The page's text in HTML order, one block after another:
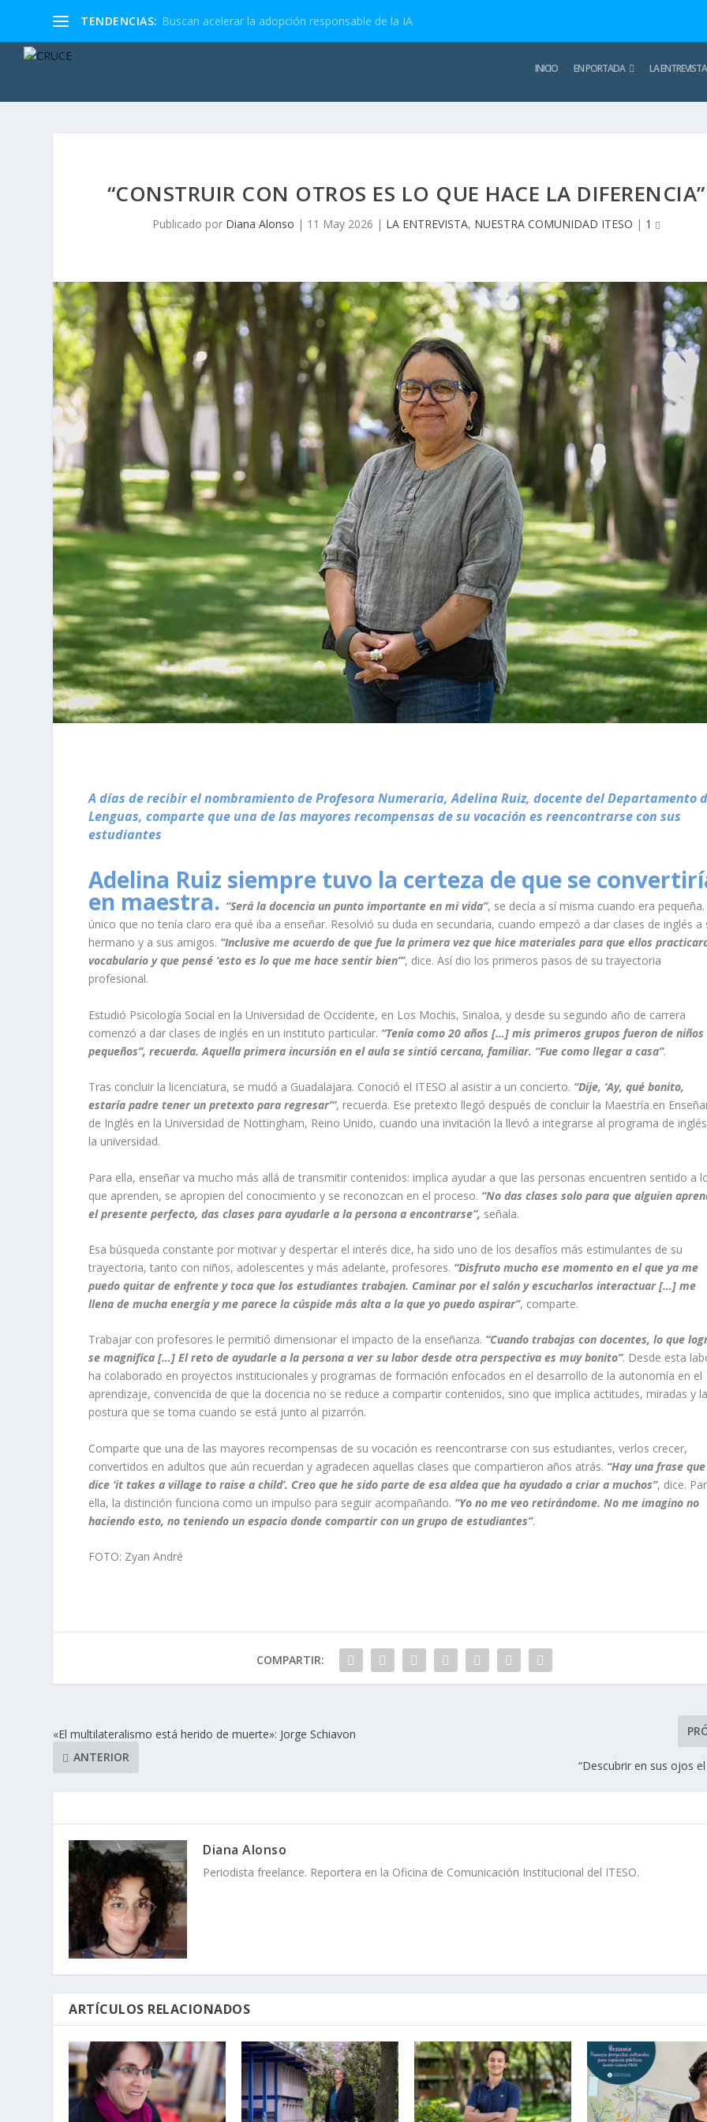
TENDENCIAS: Buscan acelerar la adopción responsable de la IA
INICIO EN PORTADA LA ENTREVISTA
“CONSTRUIR CON OTROS ES LO QUE HACE LA DIFERENCIA”
Publicado por Diana Alonso | 11 May 2026 | LA ENTREVISTA, NUESTRA COMUNIDAD ITESO | 1
A días de recibir el nombramiento de Profesora Numeraria, Adelina Ruiz, docente del Departamento
Lenguas, comparte que una de las mayores recompensas de su vocación es reencontrarse con sus
estudiantes
Adelina Ruiz siempre tuvo la certeza de que se
en maestra. “Será la docencia un punto importante en mi vida”, se decía a sí misma cuando era
único que no tenía claro era qué iba a enseñar. Resolvió su duda en secundaria, cuando empezó a dar clases de inglés a
hermano y a sus amigos. “Inclusive me acuerdo de que fue la primera vez que hice materiales para que ellos
vocabulario y que pensé ‘esto es lo que me hace sentir bien’”, dice. Así dio los primeros pasos de su trayectoria
profesional.
Estudió Psicología Social en la Universidad de Occidente, en Los Mochis, Sinaloa, y desde su segundo año de carrera
comenzó a dar clases de inglés en un instituto particular. “Tenía como 20 años […] mis primeros grupos fueron de niños
pequeños”, recuerda. Aquella primera incursión en el aula se sintió cercana, familiar. “Fue como llegar a casa”.
Tras concluir la licenciatura, se mudó a Guadalajara. Conoció el ITESO al asistir a un concierto. “Dije, ‘Ay, qué bonito,
estaría padre tener un pretexto para regresar’”, recuerda. Ese pretexto llegó después de concluir la Maestría en
de Inglés en la Universidad de Nottingham, Reino Unido, cuando una invitación la llevó a integrarse al programa de
la universidad.
Para ella, enseñar va mucho más allá de transmitir contenidos: implica ayudar a que las personas encuentren sentido a
que aprenden, se apropien del conocimiento y se reconozcan en el proceso. “No das clases solo para que alguien
el presente perfecto, das clases para ayudarle a la persona a encontrarse”, señala.
Esa búsqueda constante por motivar y despertar el interés dice, ha sido uno de los desafíos más estimulantes de su
trayectoria, tanto con niños, adolescentes y más adelante, profesores. “Disfruto mucho ese momento en el que ya me
puedo quitar de enfrente y toca que los estudiantes trabajen. Caminar por el salón y escucharlos interactuar […] me
llena de mucha energía y me parece la cúspide más alta a la que yo puedo aspirar”, comparte.
Trabajar con profesores le permitió dimensionar el impacto de la enseñanza. “Cuando trabajas con docentes, lo que
se magnifica […] El reto de ayudarle a la persona a ver su labor desde otra perspectiva es muy bonito”. Desde esta
ha colaborado en proyectos institucionales y programas de formación enfocados en el desarrollo de la autonomía en el
aprendizaje, convencida de que la docencia no se reduce a compartir contenidos, sino que implica actitudes, miradas y la
postura que se toma cuando se está junto al pizarrón.
Comparte que una de las mayores recompensas de su vocación es reencontrarse con sus estudiantes, verlos crecer,
convertidos en adultos que aún recuerdan y agradecen aquellas clases que compartieron años atrás. “Hay una frase que
dice ‘it takes a village to raise a child’. Creo que he sido parte de esa aldea que ha ayudado a criar a muchos”, dice.
ella, la distinción funciona como un impulso para seguir acompañando. “Yo no me veo retirándome. No me imagino no
haciendo esto, no teniendo un espacio donde compartir con un grupo de estudiantes”.
FOTO: Zyan André
COMPARTIR:
«El multilateralismo está herido de muerte»: Jorge Schiavon
ANTERIOR
“Descubrir en sus ojos
Diana Alonso
Periodista freelance. Reportera en la Oficina de Comunicación Institucional del ITESO.
ARTÍCULOS RELACIONADOS